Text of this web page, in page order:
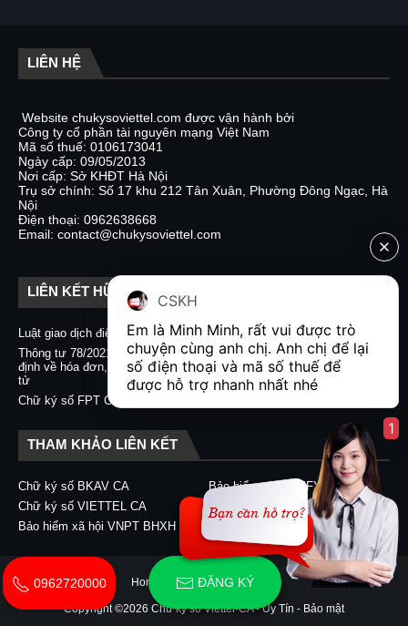
LIÊN HỆ
Website chukysoviettel.com được vận hành bởi
Công ty cổ phần tài nguyên mạng Việt Nam
Mã số thuế: 0106173041
Ngày cấp: 09/05/2013
Nơi cấp: Sở KHĐT Hà Nội
Trụ sở chính: Số 17 khu 212 Tân Xuân, Phường Đông Ngạc, Hà
Nội
Điện thoại: 0962638668
Email: contact@chukysoviettel.com
LIÊN KẾT HỮU ÍCH
Luật giao dịch điện tử
Nghị định 130/2018/NĐ-CP
Thông tư 78/2021/TT-BTC quy
định về hóa đơn, chứng từ điện
tử
Chữ ký số CA2 - Nacencomm
Chữ ký số VNPT CA
Chữ ký số BKAV CA
Chữ ký số FPT CA
THAM KHẢO LIÊN KẾT
Chữ ký số BKAV CA
Bảo hiểm xã hội EFY-eBHXH
Chữ ký số VIETTEL CA
Chữ ký số CA2 - Nacencomm
Bảo hiểm xã hội VNPT BHXH
Chữ ký số VNPT CA
Home About Contact Us
Copyright ©2026 Chữ ký số Viettel-CA - Uy Tín - Bảo mật
0962720000 ĐĂNG KÝ
CSKH
Em là Minh Minh, rất vui được trò
chuyện cùng anh chị. Anh chị để lại
số điện thoại và mã số thuế để
được hỗ trợ nhanh nhất nhé
1